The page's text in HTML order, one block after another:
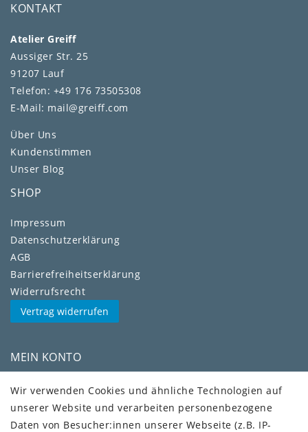
KONTAKT
Atelier Greiff
Aussiger Str. 25
91207 Lauf
Telefon: +49 176 73505308
E-Mail: mail@greiff.com
Über Uns
Kundenstimmen
Unser Blog
SHOP
Impressum
Daten­schutz­erklärung
AGB
Barrierefreiheitserklärung
Widerrufs­recht
Vertrag widerrufen
MEIN KONTO
Kundenkonto
VERSAND + SERVICE
Wir verwenden Cookies und ähnliche Technologien auf
unserer Website und verarbeiten personenbezogene
Daten von Besucher:innen unserer Webseite (z.B. IP-